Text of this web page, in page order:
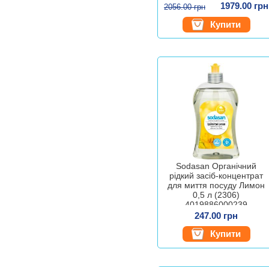
2056.00 грн
1979.00 грн
Купити
Sodasan Органічний
рідкий засіб-концентрат
для миття посуду Лимон
0,5 л (2306)
4019886000239
247.00 грн
Купити